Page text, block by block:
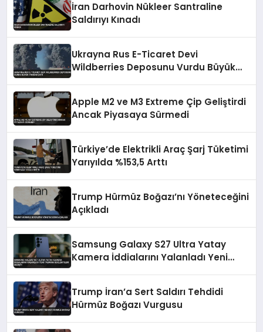
İran Darhovin Nükleer Santraline
Saldırıyı Kınadı
Ukrayna Rus E-Ticaret Devi
Wildberries Deposunu Vurdu Büyük
Apple M2 ve M3 Extreme Çip Geliştirdi
Ancak Piyasaya Sürmedi
Türkiye’de Elektrikli Araç Şarj Tüketimi
Yarıyılda %153,5 Arttı
Trump Hürmüz Boğazı’nı Yöneteceğini
Açıkladı
Samsung Galaxy S27 Ultra Yatay
Kamera İddialarını Yalanladı Yeni
Trump İran’a Sert Saldırı Tehdidi
Hürmüz Boğazı Vurgusu